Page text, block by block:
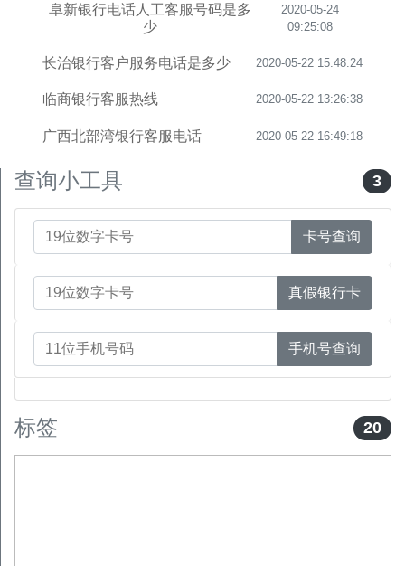
阜新银行电话人工客服号码是多
少
2020-05-24
09:25:08
长治银行客户服务电话是多少 2020-05-22 15:48:24
临商银行客服热线 2020-05-22 13:26:38
广西北部湾银行客服电话 2020-05-22 16:49:18
查询小工具 3
卡号查询
真假银行卡
手机号查询
标签 20